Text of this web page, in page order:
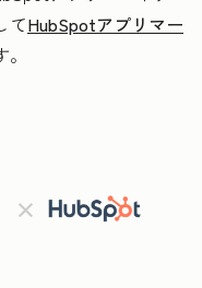
てHubSpotアプリマー